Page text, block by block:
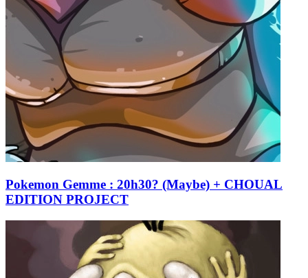
Pokemon Gemme : 20h30? (Maybe) + CHOUAL
EDITION PROJECT